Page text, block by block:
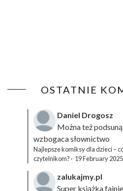
OSTATNIE
Daniel Drogosz
Można też podsuną
wzbogaca słownictwo
Najlepsze komiksy dla dzieci –
czytelnikom? · 19 February 2025
zalukajmy.pl
Super książka